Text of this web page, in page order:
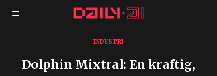
INDUSTRI
Dolphin Mixtral: En kraftig,